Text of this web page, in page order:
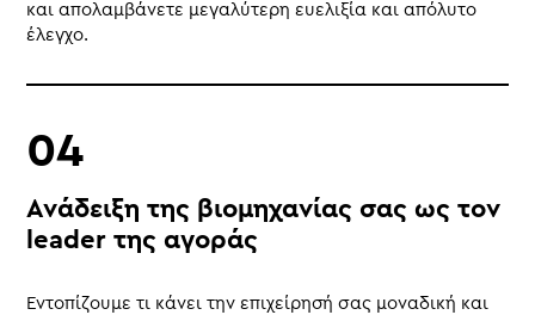
και απολαμβάνετε μεγαλύτερη ευελιξία και απόλυτο
έλεγχο.
Ανάδειξη της βιομηχανίας σας ως τον
leader της αγοράς
Εντοπίζουμε τι κάνει την επιχείρησή σας μοναδική και